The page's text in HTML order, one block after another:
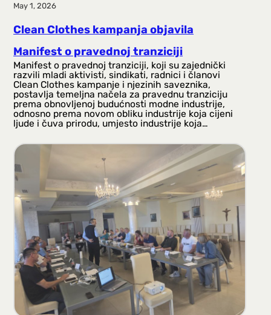
May 1, 2026
Clean Clothes kampanja objavila
Manifest o pravednoj tranziciji
Manifest o pravednoj tranziciji, koji su zajednički
razvili mladi aktivisti, sindikati, radnici i članovi
Clean Clothes kampanje i njezinih saveznika,
postavlja temeljna načela za pravednu tranziciju
prema obnovljenoj budućnosti modne industrije,
odnosno prema novom obliku industrije koja cijeni
ljude i čuva prirodu, umjesto industrije koja…